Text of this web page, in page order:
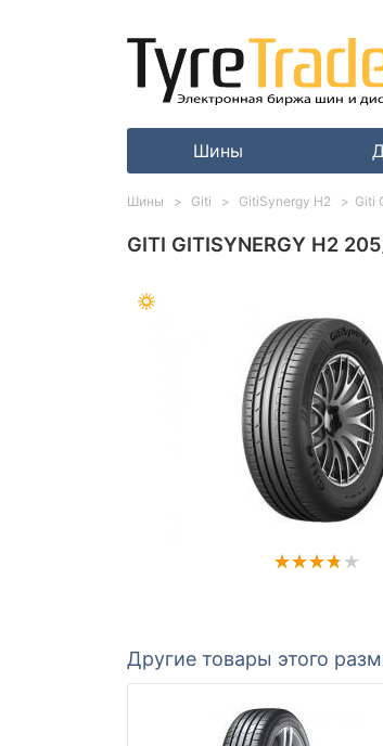
Шины
GITI GITISYNERGY H2
Другие товары этого
Шины Giti GitiSynergy H2 Giti